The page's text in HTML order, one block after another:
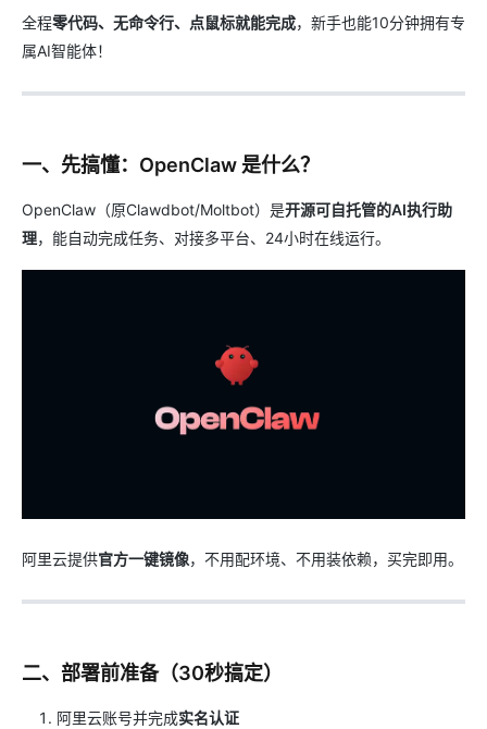
全程零代码、无命令行、点鼠标就能完成，新手也能10分钟拥有专
属AI智能体！
一、先搞懂：OpenClaw 是什么？
OpenClaw（原Clawdbot/Moltbot）是开源可自托管的AI执行助
理，能自动完成任务、对接多平台、24小时在线运行。
阿里云提供官方一键镜像，不用配环境、不用装依赖，买完即用。
二、部署前准备（30秒搞定）
阿里云账号并完成实名认证